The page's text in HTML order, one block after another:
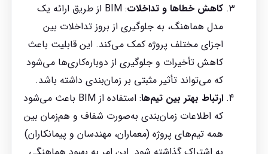
کاهش خطاها و تداخلات
: BIM از طریق ارائه یک
مدل هماهنگ، به جلوگیری از بروز تداخلات بین
اجزای مختلف پروژه کمک می‌کند. این قابلیت باعث
کاهش تأخیرات و جلوگیری از دوباره‌کاری‌ها می‌شود
که می‌تواند تأثیر مثبتی بر زمان‌بندی داشته باشد.
ارتباط بهتر بین تیم‌ها
: استفاده از BIM باعث می‌شود
که اطلاعات زمان‌بندی به‌صورت شفاف و هم‌زمان بین
همه تیم‌های پروژه (معماران، مهندسان و پیمانکاران)